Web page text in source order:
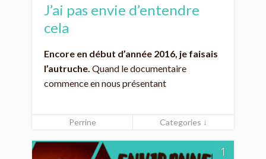
J’ai pas envie d’entendre
cela
Encore en début d’année 2016, je faisais
l’autruche. Quand le documentaire
commence en nous présentant
Perrine Categories ↓
1